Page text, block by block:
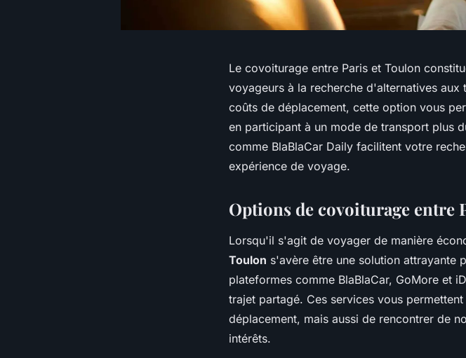
Le covoiturage entre Paris et Toulon
voyageurs à la recherche d'alternatives
coûts de déplacement, cette option vous
en participant à un mode de transport plus
comme BlaBlaCar Daily facilitent votre
expérience de voyage.
Options de covoiturage entre
Lorsqu'il s'agit de voyager de manière
Toulon s'avère être une solution attrayante
plateformes comme BlaBlaCar, GoMore et
trajet partagé. Ces services vous
déplacement, mais aussi de rencontrer de
intérêts.